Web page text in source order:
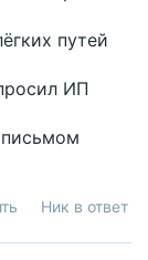
путей
ИП
Ник в ответ